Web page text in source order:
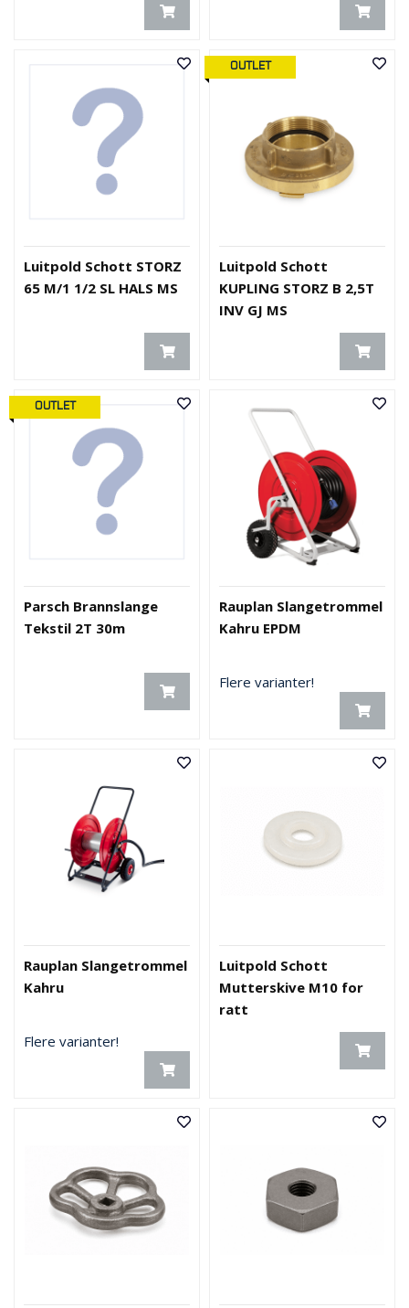
Luitpold Schott STORZ
65 M/1 1/2 SL HALS MS
OUTLET
Luitpold Schott
KUPLING STORZ B 2,5T
INV GJ MS
OUTLET
Parsch Brannslange
Tekstil 2T 30m
Rauplan Slangetrommel
Kahru EPDM
Flere varianter!
Rauplan Slangetrommel
Kahru
Flere varianter!
Luitpold Schott
Mutterskive M10 for
ratt